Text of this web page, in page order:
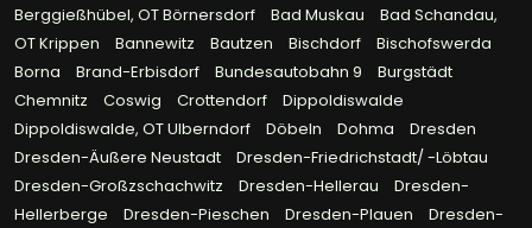
Berggießhübel, OT Börnersdorf
Bad Muskau
Bad Schandau,
OT Krippen
Bannewitz Bautzen Bischdorf
Bischofswerda
Borna
Brand-Erbisdorf Bundesautobahn 9
Burgstädt
Chemnitz
Coswig Crottendorf
Dippoldiswalde
Dippoldiswalde, OT Ulberndorf
Döbeln Dohma
Dresden
Dresden-Äußere Neustadt
Dresden-Friedrichstadt/ -Löbtau
Dresden-Großzschachwitz
Dresden-Hellerau
Dresden-
Hellerberge
Dresden-Pieschen Dresden-Plauen
Dresden-